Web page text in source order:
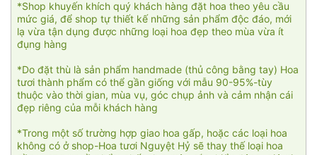
*Shop khuyến khích quý khách hàng đặt hoa theo yêu cầu
mức giá, để shop tự thiết kế những sản phẩm độc đáo, mới
lạ vừa tận dụng được những loại hoa đẹp theo mùa vừa ít
đụng hàng
*Do đặt thù là sản phẩm handmade (thủ công bằng tay) Hoa
tươi thành phẩm có thể gần giống với mẫu 90-95%-tùy
thuộc vào thời gian, mùa vụ, góc chụp ảnh và cảm nhận cái
đẹp riêng của mỗi khách hàng
*Trong một số trường hợp giao hoa gấp, hoặc các loại hoa
không có ở shop-Hoa tươi Nguyệt Hỷ sẽ thay thế loại hoa